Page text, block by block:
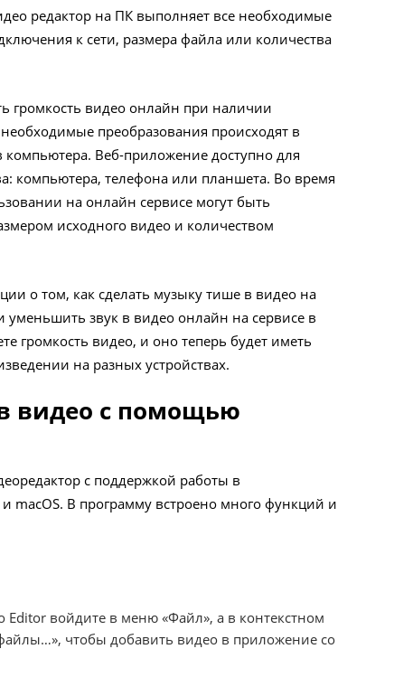
редактор на ПК выполняет все необходимые
к сети, размера файла или количества
громкость видео онлайн при наличии
преобразования происходят в
компьютера. Веб-приложение доступно для
компьютера, телефона или планшета. Во время
на онлайн сервисе могут быть
исходного видео и количеством
о том, как сделать музыку тише в видео на
звук в видео онлайн на сервисе в
громкость видео, и оно теперь будет иметь
на разных устройствах.
видео с помощью
с поддержкой работы в
macOS. В программу встроено много функций и
Editor войдите в меню «Файл», а в контекстном
чтобы добавить видео в приложение со